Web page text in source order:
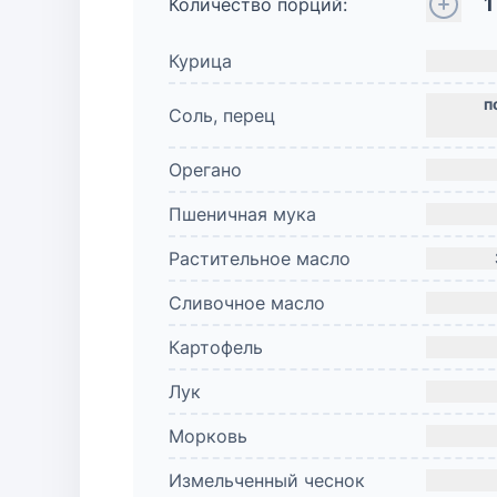
Количество порций:
Курица
Соль, перец
Орегано
Пшеничная мука
Растительное масло
Сливочное масло
Картофель
Лук
Морковь
Измельченный чеснок